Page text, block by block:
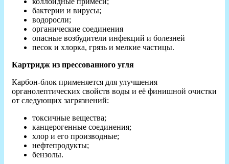
бактерии и вирусы;
водоросли;
органические соединения
опасные возбудители инфекций и болезней
песок и хлорка, грязь и мелкие частицы.
Картридж из прессованного угля
Карбон-блок применяется для улучшения
органолептических свойств воды и её финишной очистки
от следующих загрязнений:
токсичные вещества;
канцерогенные соединения;
хлор и его производные;
нефтепродукты;
бензолы.